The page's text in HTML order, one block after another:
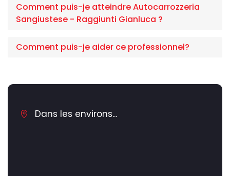
Comment puis-je atteindre Autocarrozzeria
Sangiustese - Raggiunti Gianluca ?
Comment puis-je aider ce professionnel?
Dans les environs...